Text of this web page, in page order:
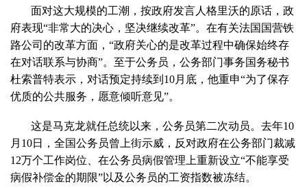
面对这大规模的工潮，按政府发言人格里沃的原话，政
府表现“非常大的决心，坚决继续改革”。在有关法国国营铁
路公司的改革方面，“政府关心的是改革过程中确保始终存
在对话联系与协商”。至于公务员，公务部门事务国务秘书
杜索普特表示，对话预定持续到10月底，他重申“为了保存
优质的公共服务，愿意倾听意见”。
这是马克龙就任总统以来，公务员第二次动员。去年10
月10日，全国公务员曾上街示威，反对政府在公务部门裁减
12万个工作岗位、在公务员病假管理上重新设立“不能享受
病假补偿金的期限”以及公务员的工资指数被冻结。